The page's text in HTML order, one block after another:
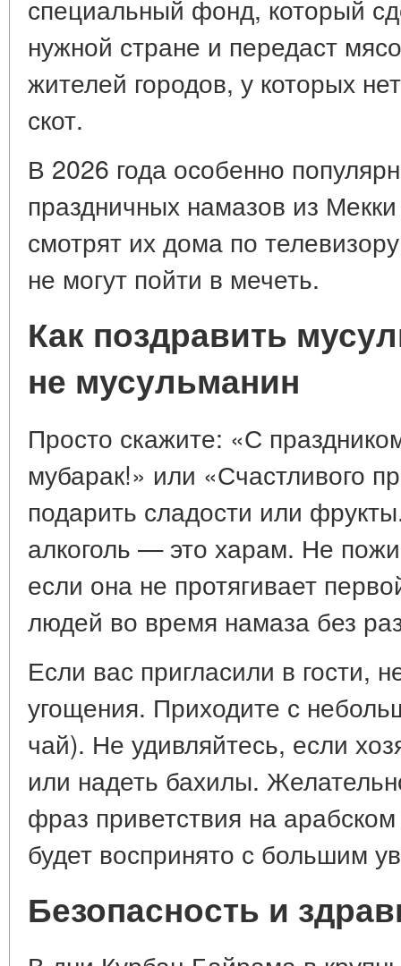
специальный фонд, который
нужной стране и передаст
жителей городов, у которых
скот.
В 2026 года особенно
праздничных намазов из
смотрят их дома по
не могут пойти в мечеть.
Как поздравить
не мусульманин
Просто скажите: «С
мубарак!» или «Счастливого
подарить сладости или
алкоголь — это харам. Не
если она не протягивает
людей во время намаза без
Если вас пригласили в гости,
угощения. Приходите с
чай). Не удивляйтесь, если
или надеть бахилы.
фраз приветствия на
будет воспринято с большим
Безопасность и